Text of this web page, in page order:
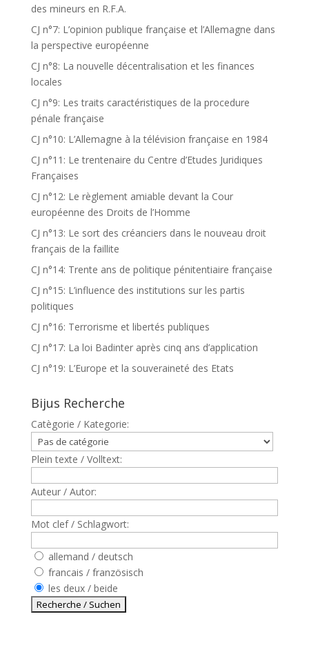
des mineurs en R.F.A.
CJ n°7: L’opinion publique française et l’Allemagne dans
la perspective européenne
CJ n°8: La nouvelle décentralisation et les finances
locales
CJ n°9: Les traits caractéristiques de la procedure
pénale française
CJ n°10: L’Allemagne à la télévision française en 1984
CJ n°11: Le trentenaire du Centre d’Etudes Juridiques
Françaises
CJ n°12: Le règlement amiable devant la Cour
européenne des Droits de l’Homme
CJ n°13: Le sort des créanciers dans le nouveau droit
français de la faillite
CJ n°14: Trente ans de politique pénitentiaire française
CJ n°15: L’influence des institutions sur les partis
politiques
CJ n°16: Terrorisme et libertés publiques
CJ n°17: La loi Badinter après cinq ans d’application
CJ n°19: L’Europe et la souveraineté des Etats
Bijus Recherche
Catègorie / Kategorie:
Plein texte / Volltext:
Auteur / Autor:
Mot clef / Schlagwort:
allemand / deutsch
francais / französisch
les deux / beide